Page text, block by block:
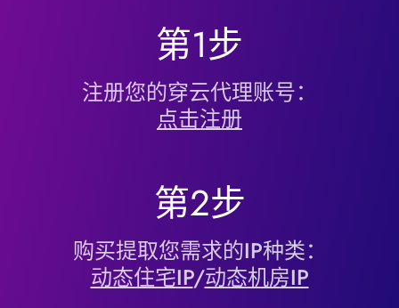
第1步
注册您的穿云代理账号：
点击注册
第2步
购买提取您需求的IP种类：
动态住宅IP/动态机房IP